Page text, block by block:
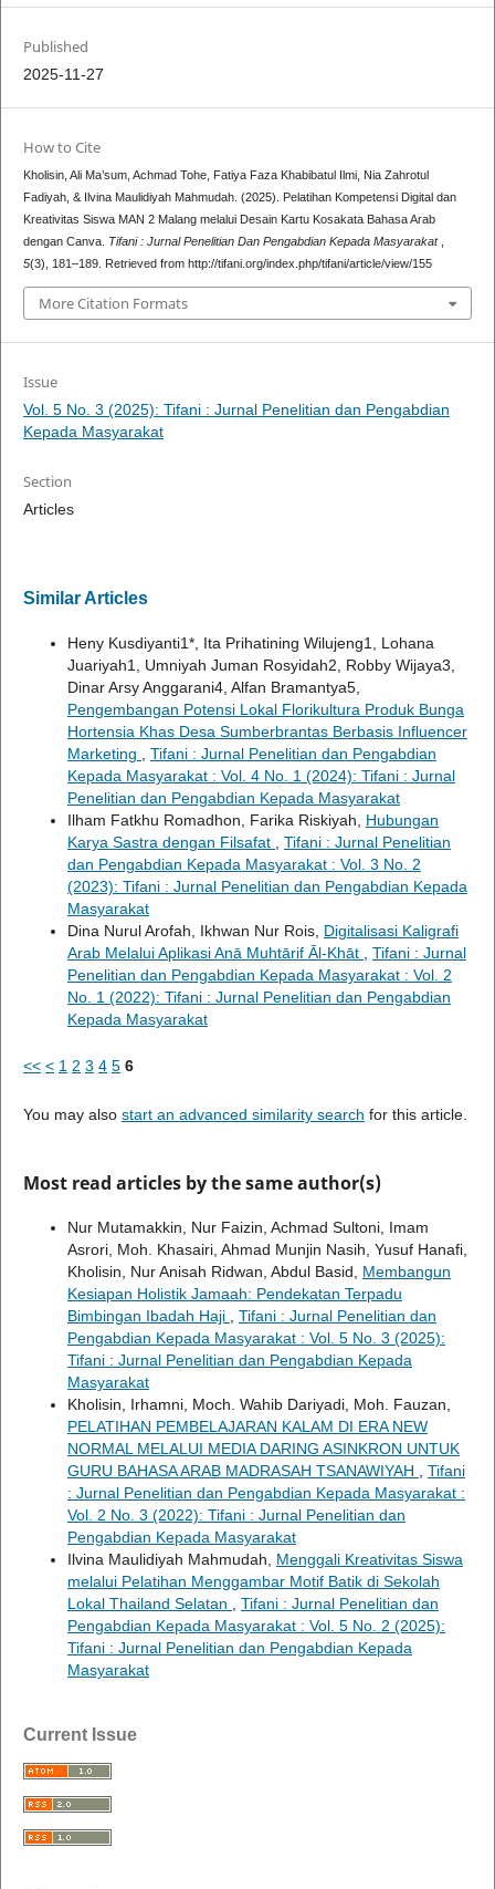
Published
2025-11-27
How to Cite
Kholisin, Ali Ma’sum, Achmad Tohe, Fatiya Faza Khabibatul Ilmi, Nia Zahrotul
Fadiyah, & Ilvina Maulidiyah Mahmudah. (2025). Pelatihan Kompetensi Digital dan
Kreativitas Siswa MAN 2 Malang melalui Desain Kartu Kosakata Bahasa Arab
dengan Canva. Tifani : Jurnal Penelitian Dan Pengabdian Kepada Masyarakat
5(3), 181–189. Retrieved from http://tifani.org/index.php/tifani/article/view/155
More Citation Formats
Issue
Vol. 5 No. 3 (2025): Tifani : Jurnal Penelitian dan Pengabdian
Kepada Masyarakat
Section
Articles
Similar Articles
Heny Kusdiyanti1*, Ita Prihatining Wilujeng1, Lohana
Juariyah1, Umniyah Juman Rosyidah2, Robby Wijaya3,
Dinar Arsy Anggarani4, Alfan Bramantya5,
Pengembangan Potensi Lokal Florikultura Produk Bunga
Hortensia Khas Desa Sumberbrantas Berbasis Influencer
Marketing
Tifani : Jurnal Penelitian dan Pengabdian
Kepada Masyarakat : Vol. 4 No. 1 (2024): Tifani : Jurnal
Penelitian dan Pengabdian Kepada Masyarakat
Ilham Fatkhu Romadhon, Farika Riskiyah, Hubungan
Karya Sastra dengan Filsafat
Tifani : Jurnal Penelitian
dan Pengabdian Kepada Masyarakat : Vol. 3 No. 2
(2023): Tifani : Jurnal Penelitian dan Pengabdian Kepada
Masyarakat
Dina Nurul Arofah, Ikhwan Nur Rois, Digitalisasi Kaligrafi
Arab Melalui Aplikasi Anā Muhtārif Āl-Khāt
Tifani : Jurnal
Penelitian dan Pengabdian Kepada Masyarakat : Vol. 2
No. 1 (2022): Tifani : Jurnal Penelitian dan Pengabdian
Kepada Masyarakat
<< < 1 2 3 4 5 6
You may also start an advanced similarity search for this article.
Most read articles by the same author(s)
Nur Mutamakkin, Nur Faizin, Achmad Sultoni, Imam
Asrori, Moh. Khasairi, Ahmad Munjin Nasih, Yusuf Hanafi,
Kholisin, Nur Anisah Ridwan, Abdul Basid, Membangun
Kesiapan Holistik Jamaah: Pendekatan Terpadu
Bimbingan Ibadah Haji
Tifani : Jurnal Penelitian dan
Pengabdian Kepada Masyarakat : Vol. 5 No. 3 (2025):
Tifani : Jurnal Penelitian dan Pengabdian Kepada
Masyarakat
Kholisin, Irhamni, Moch. Wahib Dariyadi, Moh. Fauzan,
PELATIHAN PEMBELAJARAN KALAM DI ERA NEW
NORMAL MELALUI MEDIA DARING ASINKRON UNTUK
GURU BAHASA ARAB MADRASAH TSANAWIYAH
Tifani
: Jurnal Penelitian dan Pengabdian Kepada Masyarakat :
Vol. 2 No. 3 (2022): Tifani : Jurnal Penelitian dan
Pengabdian Kepada Masyarakat
Ilvina Maulidiyah Mahmudah, Menggali Kreativitas Siswa
melalui Pelatihan Menggambar Motif Batik di Sekolah
Lokal Thailand Selatan
Tifani : Jurnal Penelitian dan
Pengabdian Kepada Masyarakat : Vol. 5 No. 2 (2025):
Tifani : Jurnal Penelitian dan Pengabdian Kepada
Masyarakat
Current Issue